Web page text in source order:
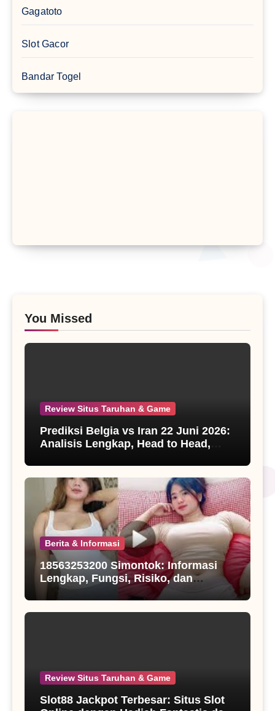
Gagatoto
Slot Gacor
Bandar Togel
You Missed
Review Situs Taruhan & Game
Prediksi Belgia vs Iran 22 Juni 2026:
Analisis Lengkap, Head to Head,
Grup G Piala Dunia 2026
Berita & Informasi
18563253200 Simontok: Informasi
Lengkap, Fungsi, Risiko, dan
Alternatif yang Perlu Diketahui
Review Situs Taruhan & Game
Slot88 Jackpot Terbesar: Situs Slot